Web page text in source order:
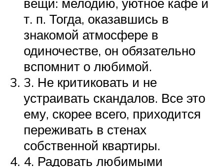
т. п. Тогда, оказавшись в
знакомой атмосфере в
одиночестве, он обязательно
вспомнит о любимой.
3. Не критиковать и не
устраивать скандалов. Все это
ему, скорее всего, приходится
переживать в стенах
собственной квартиры.
4. Радовать любимыми